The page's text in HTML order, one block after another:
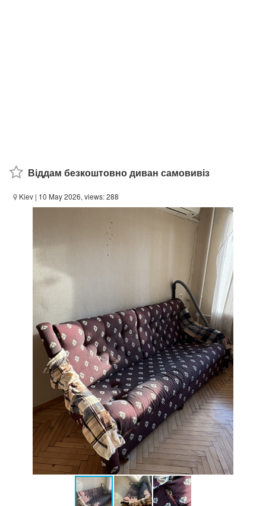
Віддам безкоштовно диван самовивіз
Kiev | 10 May 2026, views: 288